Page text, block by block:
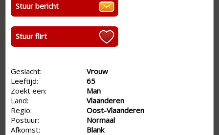
Stuur bericht
Stuur flirt
Geslacht:
Vrouw
Leeftijd:
65
Zoekt een:
Man
Land:
Vlaanderen
Regio:
Oost-Vlaanderen
Postuur:
Normaal
Afkomst:
Blank